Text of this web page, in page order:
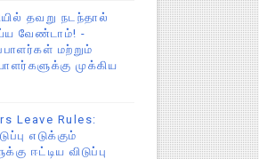
தவறு நடந்தால்
வேண்டாம்! -
மற்றும்
முக்கிய
Leave Rules:
எடுக்கும்
ஈட்டிய விடுப்பு